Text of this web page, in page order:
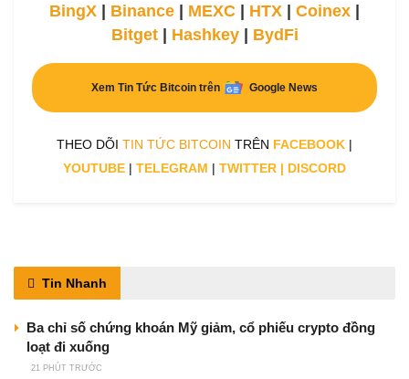
BingX | Binance | MEXC | HTX | Coinex |
Bitget| Hashkey| BydFi
Xem Tin Tức Bitcoin trên Google News
THEO DÕI TIN TỨC BITCOIN TRÊN FACEBOOK |
YOUTUBE | TELEGRAM | TWITTER | DISCORD
Tin Nhanh
Ba chỉ số chứng khoán Mỹ giảm, cổ phiếu crypto đồng
loạt đi xuống
21 PHÚT TRƯỚC